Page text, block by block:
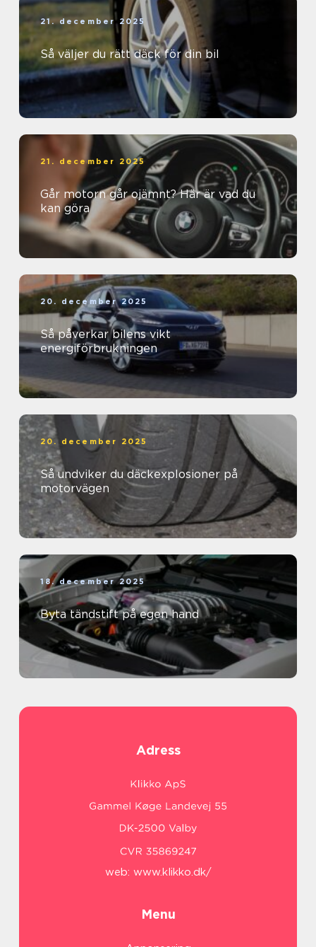
21. december 2025
Så väljer du rätt däck för din bil
21. december 2025
Går motorn går ojämnt? Här är vad du
kan göra
20. december 2025
Så påverkar bilens vikt
energiförbrukningen
20. december 2025
Så undviker du däckexplosioner på
motorvägen
18. december 2025
Byta tändstift på egen hand
Adress
web: www.klikko.dk/
Menu